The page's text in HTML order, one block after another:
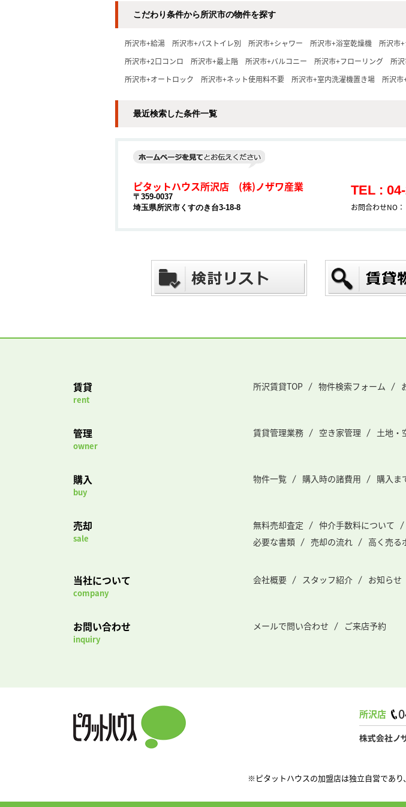
こだわり条件から所沢市の物件を探す
所沢市+給湯 所沢市+バストイレ別 所沢市+シャワー 所沢市+浴室乾燥機 所沢市
所沢市+2口コンロ
所沢市+最上階 所沢市+バルコニー 所沢市+フローリング 所
所沢市+オートロック
所沢市+ネット使用料不要 所沢市+室内洗濯機置き場 所沢市
最近検索した条件一覧
ピタットハウス所沢店 (株)ノザワ産業
〒359-0037
埼玉県所沢市くすのき台3-18-8
TEL :
お問合わせNO：
賃貸
rent
所沢賃貸TOP 物件検索フォーム
管理
owner
賃貸管理業務 空き家管理 土地・
購入
buy
物件一覧 購入時の諸費用 購入ま
売却
sale
無料売却査定 仲介手数料について
必要な書類
売却の流れ 高く売る
当社について
company
会社概要 スタッフ紹介 お知らせ
お問い合わせ
inquiry
メールで問い合わせ ご来店予約
所沢店
※ピタットハウスの加盟店は独立自営であり